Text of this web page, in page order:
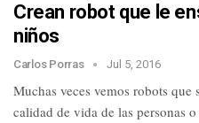
Crean robot que le
niños
Carlos Porras Jul 5, 2016
Muchas veces vemos robots que
calidad de vida de las personas